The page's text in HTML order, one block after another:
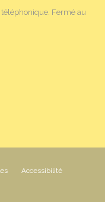
Fermé au
Accessibilité